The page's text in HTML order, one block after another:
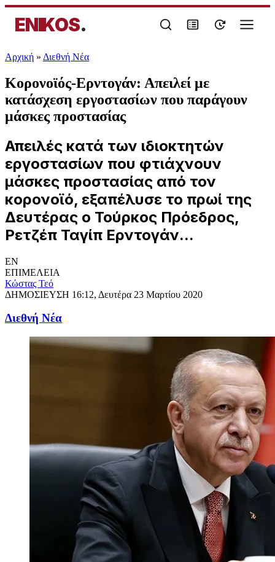
ENIKOS.
Αρχική » Διεθνή Νέα
Κορονοϊός-Ερντογάν: Απειλεί με
κατάσχεση εργοστασίων που παράγουν
μάσκες προστασίας
Απειλές κατά των ιδιοκτητών
εργοστασίων που φτιάχνουν
μάσκες προστασίας από τον
κορονοϊό, εξαπέλυσε το πρωί της
Δευτέρας ο Τούρκος Πρόεδρος,
Ρετζέπ Ταγίπ Ερντογάν...
EN
ΕΠΙΜΕΛΕΙΑ
Κώστας Τεό
ΔΗΜΟΣΙΕΥΣΗ 16:12, Δευτέρα 23 Μαρτίου 2020
Διεθνή Νέα